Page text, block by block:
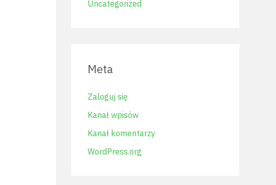
Uncategorized
Meta
Zaloguj się
Kanał wpisów
Kanał komentarzy
WordPress.org